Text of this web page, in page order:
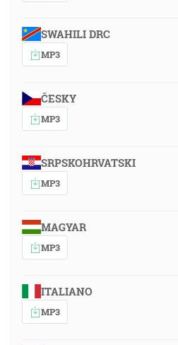
SWAHILI DRC
MP3
ČESKY
MP3
SRPSKOHRVATSKI
MP3
MAGYAR
MP3
ITALIANO
MP3